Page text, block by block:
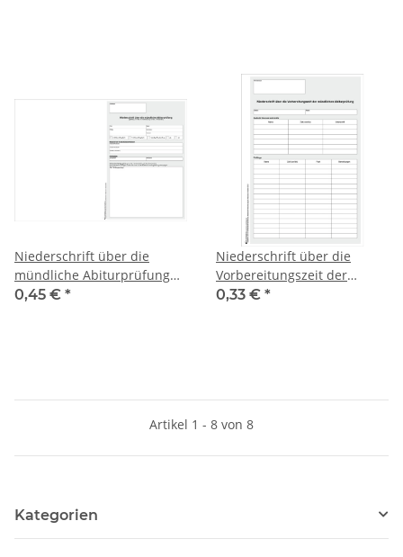
Niederschrift über die
mündliche Abiturprüfung
(berufliches Gymnasium),
0,45 € *
Niederschrift über die
Vorbereitungszeit der
mündlichen Abiturprüfung
0,33 € *
Artikel 1 - 8 von 8
Kategorien